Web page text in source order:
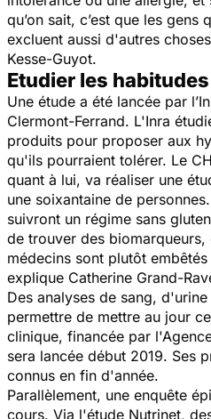
qu’on sait, c’est que les gens
excluent aussi d'autres choses
Kesse-Guyot.
Etudier les
Une étude a été lancée par
Clermont-Ferrand. L'Inra
produits pour proposer aux
qu'ils pourraient tolérer. Le
quant à lui, va réaliser une
une soixantaine de
suivront un régime sans
de trouver des
médecins sont plutôt
explique Catherine Grand-
Des analyses de sang,
permettre de mettre au jour
clinique, financée par
sera lancée début 2019. Ses
connus en fin d'année.
Parallèlement, une enquête
cours. Via l'étude Nutrinet,